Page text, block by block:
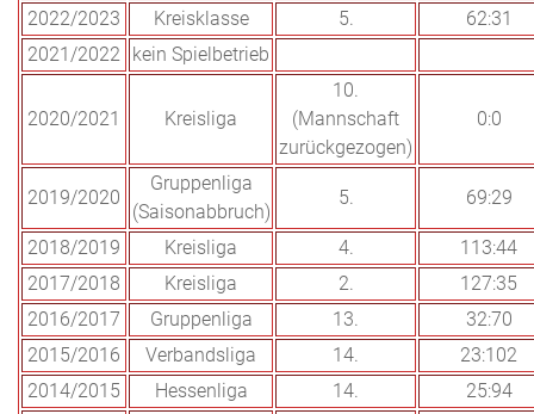
2022/2023
Kreisklasse 5.
62:31
2021/2022
kein Spielbetrieb
2020/2021 Kreisliga
10.
(Mannschaft
zurückgezogen)
0:0
2019/2020
Gruppenliga
(Saisonabbruch)
5. 69:29
2018/2019 Kreisliga 4.
113:44
2017/2018
Kreisliga 2.
127:35
2016/2017
Gruppenliga 13.
32:70
2015/2016
Verbandsliga 14.
23:102
2014/2015
Hessenliga 14.
25:94